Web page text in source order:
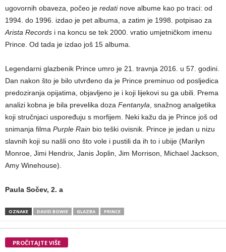
ugovornih obaveza, počeo je redatinove albume kao po traci: od
1994. do 1996. izdao je pet albuma, a zatim je 1998. potpisao za
Arista Records i na koncu se tek 2000. vratio umjetničkom imenu
Prince. Od tada je izdao još 15 albuma.
Legendarni glazbenik Prince umro je 21. travnja 2016. u 57. godini.
Dan nakon što je bilo utvrđeno da je Prince preminuo od posljedica
predoziranja opijatima, objavljeno je i koji lijekovi su ga ubili. Prema
analizi kobna je bila prevelika doza Fentanyla , snažnog analgetika
koji stručnjaci uspoređuju s morfijem. Neki kažu da je Prince još od
snimanja filma Purple Rain bio teški ovisnik. Prince je jedan u nizu
slavnih koji su našli ono što vole i pustili da ih to i ubije (Marilyn
Monroe, Jimi Hendrix, Janis Joplin, Jim Morrison, Michael Jackson,
Amy Winehouse).
Paula Sočev, 2. a
OZNAKE DAVID BOWIE GLAZBA PRINCE
PROČITAJTE VIŠE